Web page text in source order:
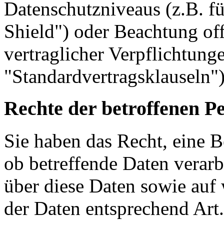
Datenschutzniveaus (z.B.
Shield") oder Beachtung
vertraglicher
Rechte der betroffenen
Sie haben das Recht, eine
ob betreffende Daten
über diese Daten sowie
der Daten entsprechend